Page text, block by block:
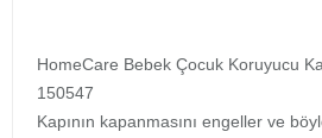
HomeCare Bebek Çocuk Koruyucu
150547
Kapının kapanmasını engeller ve